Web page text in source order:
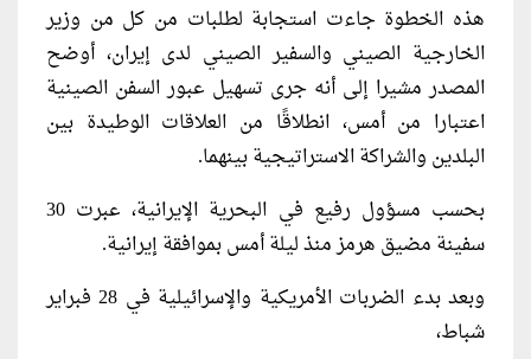
هذه الخطوة جاءت استجابة لطلبات من كل من وزير
الخارجية الصيني والسفير الصيني لدى إيران، أوضح
المصدر مشيرا إلى أنه جرى تسهيل عبور السفن الصينية
اعتبارا من أمس، انطلاقًا من العلاقات الوطيدة بين
البلدين والشراكة الاستراتيجية بينهما.
بحسب مسؤول رفيع في البحرية الإيرانية، عبرت 30
سفينة مضيق هرمز منذ ليلة أمس بموافقة إيرانية.
وبعد بدء الضربات ​الأمريكية والإسرائيلية في 28 فبراير
شباط،